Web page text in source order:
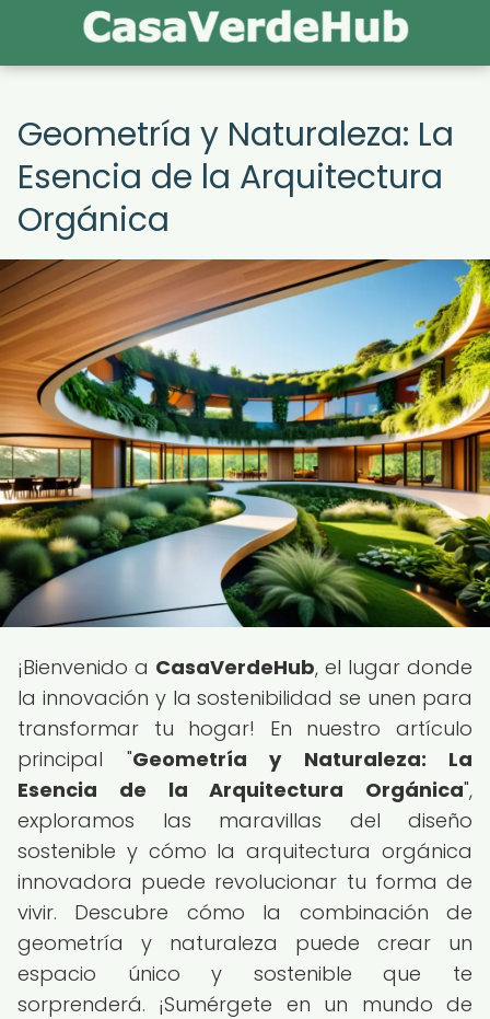
Geometría y Naturaleza: La
Esencia de la Arquitectura
Orgánica
¡Bienvenido a CasaVerdeHub, el lugar donde
la innovación y la sostenibilidad se unen para
transformar tu hogar! En nuestro artículo
principal "Geometría y Naturaleza: La
Esencia de la Arquitectura Orgánica",
exploramos las maravillas del diseño
sostenible y cómo la arquitectura orgánica
innovadora puede revolucionar tu forma de
vivir. Descubre cómo la combinación de
geometría y naturaleza puede crear un
espacio único y sostenible que te
sorprenderá. ¡Sumérgete en un mundo de